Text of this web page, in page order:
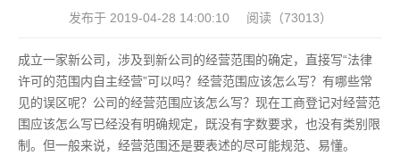
发布于 2019-04-28 14:00:10 阅读（73013）
成立一家新公司，涉及到新公司的经营范围的确定，直接写“法律
许可的范围内自主经营”可以吗？经营范围应该怎么写？有哪些常
见的误区呢？公司的经营范围应该怎么写？现在工商登记对经营范
围应该怎么写已经没有明确规定，既没有字数要求，也没有类别限
制。但一般来说，经营范围还是要表述的尽可能规范、易懂。